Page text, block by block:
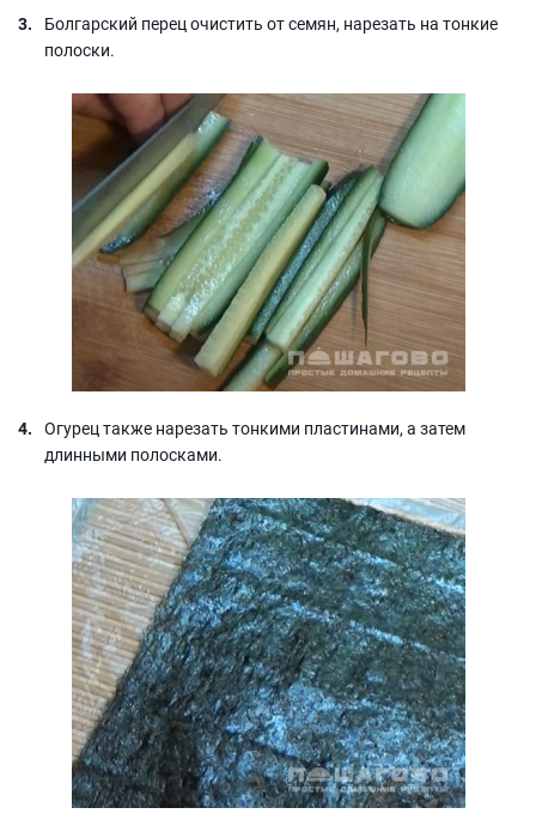
Болгарский перец очистить от семян, нарезать на тонкие
полоски.
Огурец также нарезать тонкими пластинами, а затем
длинными полосками.